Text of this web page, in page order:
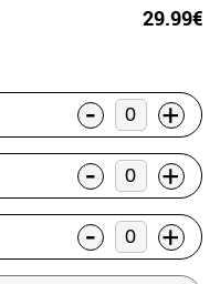
29.99€
- +
- +
- +